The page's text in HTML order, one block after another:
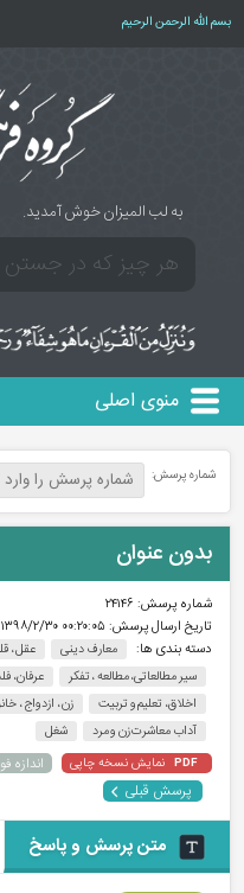
بسم الله الرحمن الرحیم
به لب المیزان خوش آمدید.
منوی اصلی
شماره پرسش:
بدون عنوان
شماره پرسش: ۲۴۱۴۶
تاریخ ارسال پرسش: ۰۰:۲۰:۰۵ ۱۳۹۸/۲/۳۰
دسته بندی ها:
معارف دینی
عقل ،
سیر مطالعاتی، مطالعه ، تفکر
عرفان،
اخلاق، تعلیم و تربیت
زن ، ازدواج ،
آداب معاشرت زن و مرد
شغل
PDF نمایش نسخه چاپی اندازه
پرسش قبلی
متن پرسش و پاسخ